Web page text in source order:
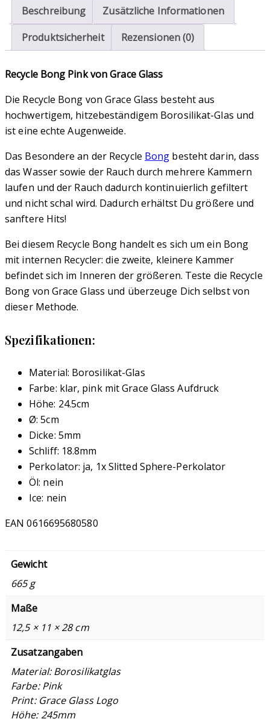
Glass
Menge
Beschreibung
Zusätzliche Informationen
Produktsicherheit
Rezensionen (0)
Recycle Bong Pink von Grace Glass
Die Recycle Bong von Grace Glass besteht aus
hochwertigem, hitzebeständigem Borosilikat-Glas und
ist eine echte Augenweide.
Das Besondere an der Recycle Bong besteht darin, dass
das Wasser sowie der Rauch durch mehrere Kammern
laufen und der Rauch dadurch kontinuierlich gefiltert
und nicht schal wird. Dadurch erhältst Du größere und
sanftere Hits!
Bei diesem Recycle Bong handelt es sich um ein Bong
mit internen Recycler: die zweite, kleinere Kammer
befindet sich im Inneren der größeren. Teste die Recycle
Bong von Grace Glass und überzeuge Dich selbst von
dieser Methode.
Spezifikationen:
Material: Borosilikat-Glas
Farbe: klar, pink mit Grace Glass Aufdruck
Höhe: 24.5cm
Ø: 5cm
Dicke: 5mm
Schliff: 18.8mm
Perkolator: ja, 1x Slitted Sphere-Perkolator
Öl: nein
Ice: nein
EAN 0616695680580
Gewicht
665 g
Maße
12,5 × 11 × 28 cm
Zusatzangaben
Material: Borosilikatglas
Farbe: Pink
Print: Grace Glass Logo
Höhe: 245mm